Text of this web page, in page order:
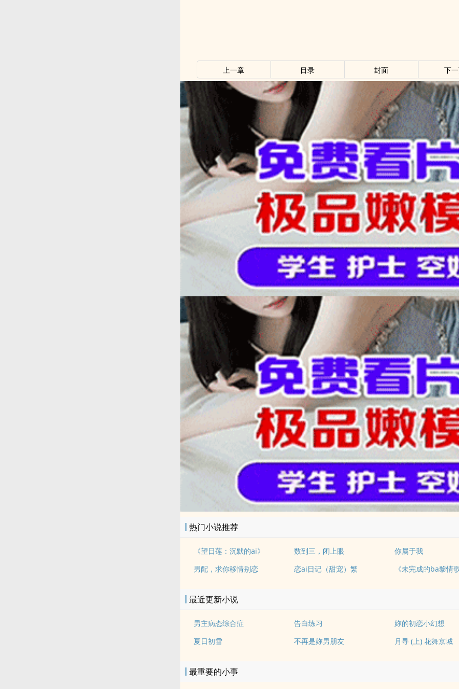
上一章 目录 封面 下
热门小说推荐
《望日莲：沉默的ai》 数到三，闭上眼
你属于我
男配，求你移情别恋
恋ai日记（甜宠）繁 《未完成的ba黎情
最近更新小说
男主病态综合症 告白练习
妳的初恋小幻想
夏日初雪
不再是妳男朋友 月寻 (上) 花舞京城
最重要的小事